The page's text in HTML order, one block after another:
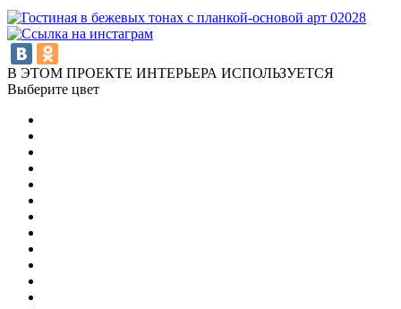
В ЭТОМ ПРОЕКТЕ ИНТЕРЬЕРА ИСПОЛЬЗУЕТСЯ
Выберите цвет